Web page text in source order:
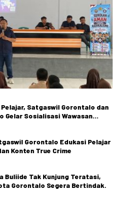
Satgaswil Gorontalo dan
Gelar Sosialisasi Wawasan
Gorontalo Edukasi Pelajar
Konten True Crime
Buliide Tak Kunjung Teratasi,
Gorontalo Segera Bertindak.